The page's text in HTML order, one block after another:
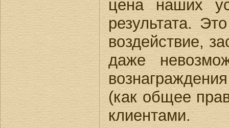
цена наших
результата.
воздействие,
даже
(как общее
клиентами.